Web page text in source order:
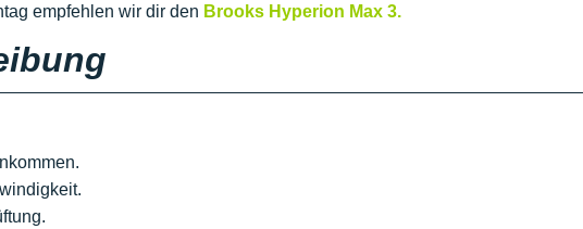
empfehlen wir dir den Brooks Hyperion Max 3.